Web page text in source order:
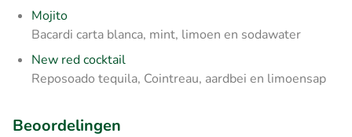
Mojito
Bacardi carta blanca, mint, limoen en sodawater
New red cocktail
Reposoado tequila, Cointreau, aardbei en limoensap
Beoordelingen